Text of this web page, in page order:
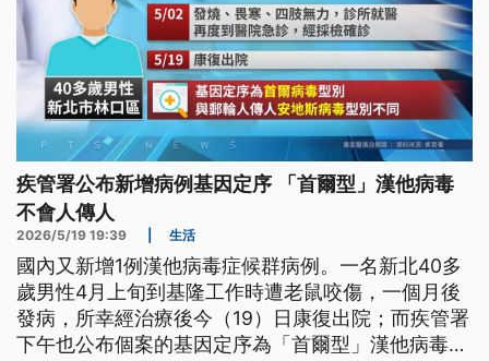
疾管署公布新增病例基因定序 「首爾型」漢他病毒
不會人傳人
2026/5/19 19:39 生活
國內又新增1例漢他病毒症候群病例。一名新北40多
歲男性4月上旬到基隆工作時遭老鼠咬傷，一個月後
發病，所幸經治療後今（19）日康復出院；而疾管署
下午也公布個案的基因定序為「首爾型」漢他病毒，